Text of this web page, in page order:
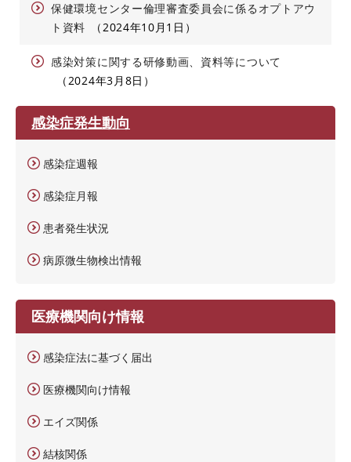
保健環境センター倫理審査委員会に係るオプトアウ
ト資料
2024年10月1日
感染対策に関する研修動画、資料等について
2024年3月8日
感染症発生動向
感染症週報
感染症月報
患者発生状況
病原微生物検出情報
医療機関向け情報
感染症法に基づく届出
医療機関向け情報
エイズ関係
結核関係